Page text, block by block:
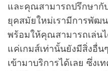
และคุณสามารถปรึกษากับ
ยุคสมัยใหม่เรามีการพัฒน
พร้อมให้คุณสามารถเล่น
แค่เกมส์เท่านั้นยังมีสิ่งอื่
เข้ามาบริการได้เลย ซึ่ง